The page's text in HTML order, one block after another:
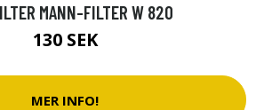
MANN-FILTER W 820
130 SEK
MER INFO!